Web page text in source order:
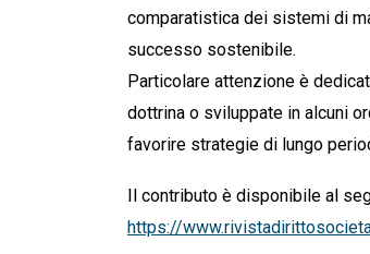
comparatistica dei sistemi di
successo sostenibile.
Particolare attenzione è
dottrina o sviluppate in alcuni
favorire strategie di lungo
Il contributo è disponibile al
https://